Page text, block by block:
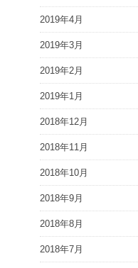
2019年4月
2019年3月
2019年2月
2019年1月
2018年12月
2018年11月
2018年10月
2018年9月
2018年8月
2018年7月